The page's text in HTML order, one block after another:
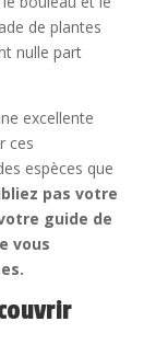
de plantes
nulle part
excellente
ces
espèces que
pas votre
guide de
vous